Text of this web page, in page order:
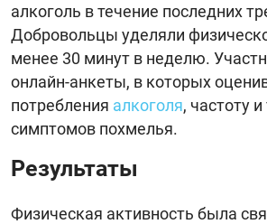
алкоголь в течение последних
Добровольцы уделяли
менее 30 минут в неделю.
онлайн-анкеты, в которых
потребления алкоголя, частоту
симптомов похмелья.
Результаты
Физическая активность была